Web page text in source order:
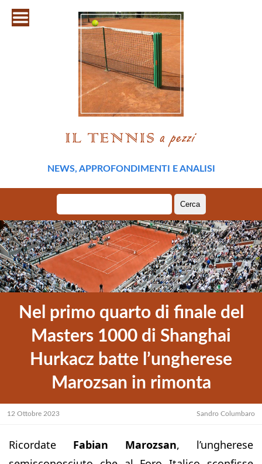
NEWS, APPROFONDIMENTI E ANALISI
per:
Nel primo quarto di finale del
Masters 1000 di Shanghai
Hurkacz batte l’ungherese
Marozsan in rimonta
12 Ottobre 2023 Sandro Columbaro
Ricordate Fabian Marozsan, l’ungherese